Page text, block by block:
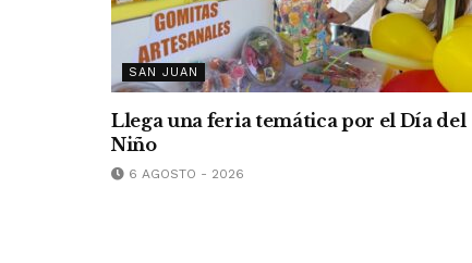
SAN JUAN
Llega una feria temática por el Día del
Niño
6 AGOSTO - 2026